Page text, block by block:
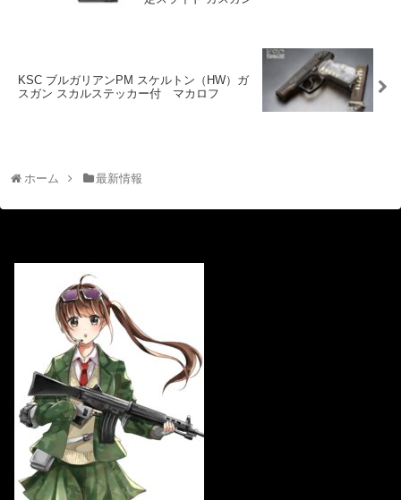
KSC ブルガリアンPM スケルトン（HW）ガ
スガン スカルステッカー付 マカロフ
ホーム 最新情報